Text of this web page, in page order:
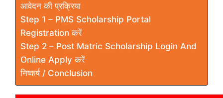
आवेदन की प्रक्रिया
Step 1 – PMS Scholarship Portal
Registration करें
Step 2 – Post Matric Scholarship Login And
Online Apply करें
निष्कर्ष / Conclusion